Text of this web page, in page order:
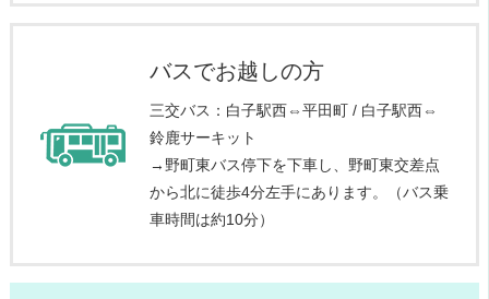
バスでお越しの方
三交バス：白子駅西⇔平田町 / 白子駅西⇔
鈴鹿サーキット
→野町東バス停下を下車し、野町東交差点
から北に徒歩4分左手にあります。（バス乗
車時間は約10分）